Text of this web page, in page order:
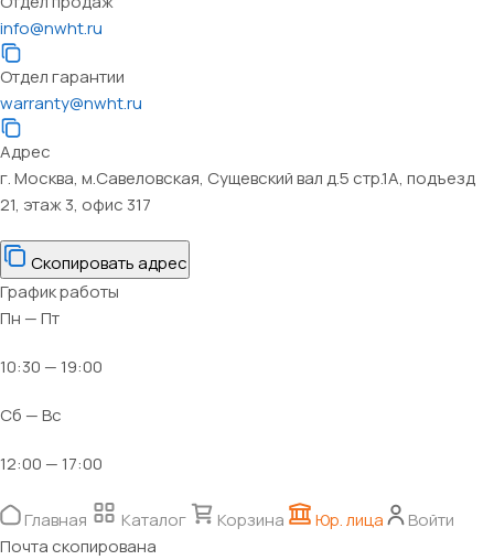
info@nwht.ru
Отдел гарантии
warranty@nwht.ru
Адрес
г. Москва, м.Савеловская, Сущевский вал д.5 стр.1А, подъезд
21, этаж 3, офис 317
Скопировать адрес
График работы
Пн — Пт
10:30 — 19:00
Сб — Вс
12:00 — 17:00
Главная Каталог Корзина Юр. лица
Войти
Почта скопирована